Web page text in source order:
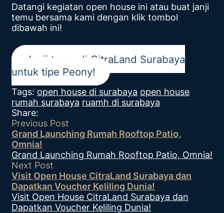
Datangi kegiatan open house ini atau buat janji
temu bersama kami dengan klik tombol
dibawah ini!
Janji temu di CitraLand Surabaya
untuk tipe Peony!
Tags: open house di surabaya open house
rumah surabaya ruamh di surabaya
Share:
Previous Post
Grand Launching Rumah Rooftop Patio,
Omnia!
Grand Launching Rumah Rooftop Patio, Omnia!
Next Post
Visit Open House CitraLand Surabaya dan
Dapatkan Voucher Keliling Dunia!
Visit Open House CitraLand Surabaya dan
Dapatkan Voucher Keliling Dunia!